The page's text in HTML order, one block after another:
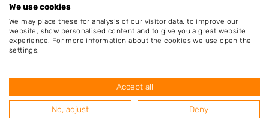
Plaatsen in de buurt
Belfeld
Baarlo
We use cookies
We may place these for analysis of our visitor data, to improve our
website, show personalised content and to give you a great website
experience. For more information about the cookies we use open the
settings.
Accept all
No, adjust Deny